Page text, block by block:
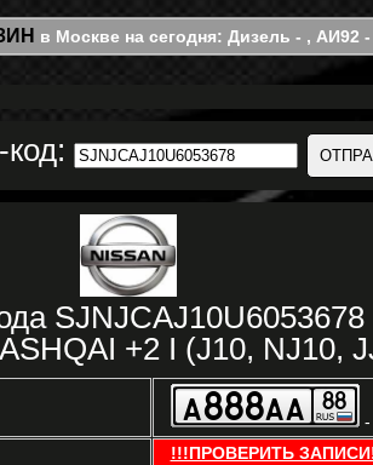
в Москве на сегодня: Дизель - , АИ92
+2 I (J10, NJ10,
-
!!!ПРОВЕРИТЬ